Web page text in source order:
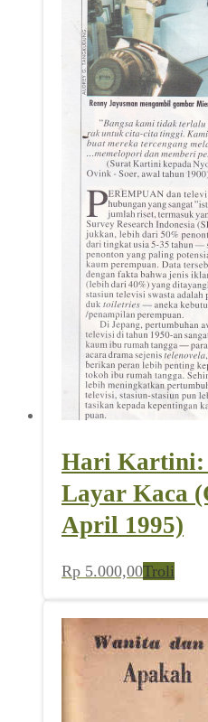
Hari
Layar Kaca
April 1995)
Rp 5.000,00Troli